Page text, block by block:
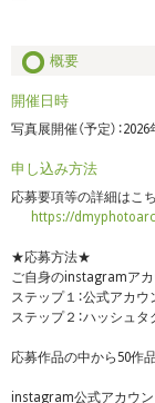
概要
開催日時
写真展開催（予定）：2026
申し込み方法
応募要項等の詳細はこ
https://
★応募方法★
ご自身のinstagramア
ステップ１：公式アカ
ステップ２：ハッシュ
応募作品の中から50作
instagram公式アカウン